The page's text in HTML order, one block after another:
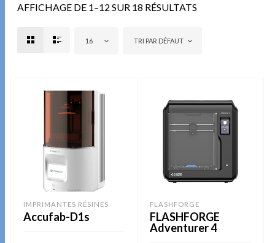
AFFICHAGE DE 1–12 SUR 18 RÉSULTATS
16 TRI PAR DÉFAUT
IMPRIMANTES RÉSINES
Accufab-D1s
FLASHFORGE
FLASHFORGE
Adventurer 4